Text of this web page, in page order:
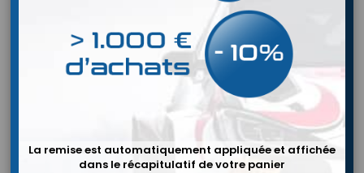
La remise est automatiquement appliquée et affichée
dans le récapitulatif de votre panier